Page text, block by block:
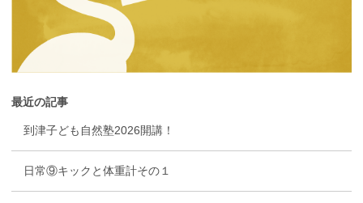
最近の記事
到津子ども自然塾2026開講！
日常⑨キックと体重計その１